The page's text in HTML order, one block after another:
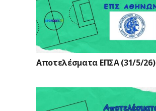
Αποτελέσματα ΕΠΣΑ (31/5/26)